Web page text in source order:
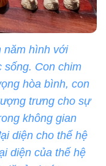
năm hình với
sống. Con chim
hòa bình, con
trưng cho sự
không gian
diện cho thế hệ
diện của thế hệ